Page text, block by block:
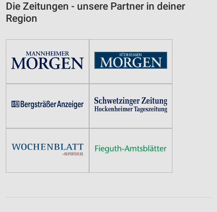
Die Zeitungen - unsere Partner in deiner
Region